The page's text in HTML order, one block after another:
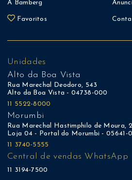
A Bamberg
Favoritos
Unidades
Alto da Boa Vista
Rua Marechal Deodoro, 543
Alto da Boa Vista - 04738-000
11 5522-8000
Morumbi
Rua Marechal Hastimphilo de Moura,
Loja 04 - Portal do Morumbi - 05641-
11 3740-5555
Central de vendas WhatsApp
11 3194-7500